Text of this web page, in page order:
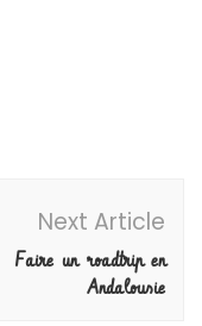
Next Article
Faire un roadtrip en
Andalousie